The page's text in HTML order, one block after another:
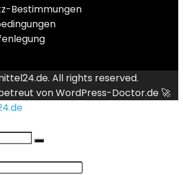
Bestimmungen
. All rights reserved.
vonWordPress-Doctor.de 🚀